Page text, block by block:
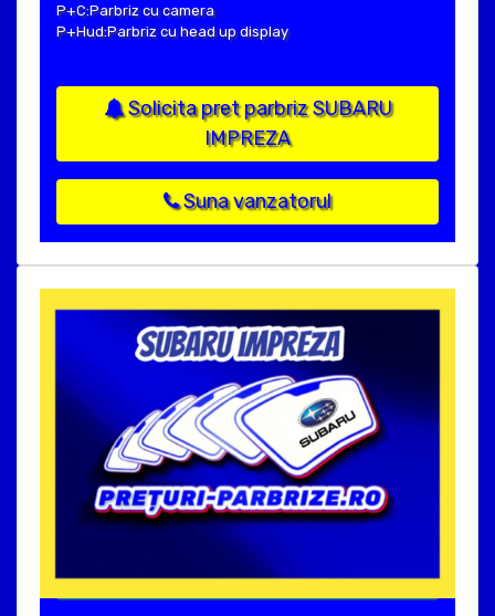
P+C:Parbriz cu camera
P+Hud:Parbriz cu head up display
Solicita pret parbriz SUBARU
IMPREZA
Suna vanzatorul